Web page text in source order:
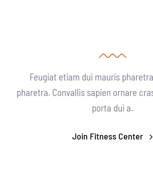
Feugiat etiam dui mauris
pharetra. Convallis sapien ornare
porta dui a.
Join Fitness Center